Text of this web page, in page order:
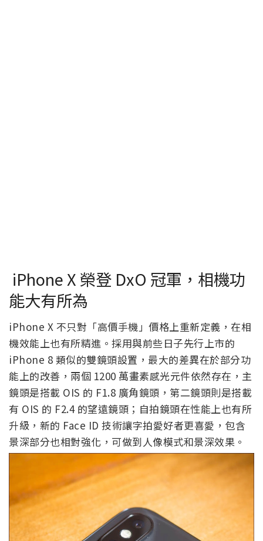
iPhone X 榮登 DxO 冠軍，相機功
能大有所為
iPhone X 不只對「高價手機」價格上重新定義，在相
機效能上也有所精進。採用與前些日子先行上市的
iPhone 8 類似的雙鏡頭設置，最大的差異在於部分功
能上的改善，兩個 1200 萬畫素感光元件依然存在，主
鏡頭是搭載 OIS 的 F1.8 廣角鏡頭，第二鏡頭則是搭載
有 OIS 的 F2.4 的望遠鏡頭；自拍鏡頭在性能上也有所
升級，新的 Face ID 技術讓字拍愛好者更喜愛，包含
景深部分也相對強化，可做到人像模式和景深效果。